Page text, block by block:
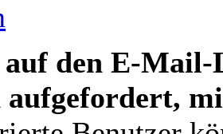
den E-
aufgefordert,